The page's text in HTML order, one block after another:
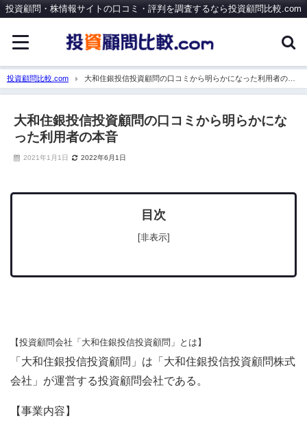
投資顧問・株情報サイトの口コミ・評判を調査するなら投資顧問比較.com
投資顧問比較.com
大和住銀投信投資顧問の口コミから明らかになった利用者の本
音
大和住銀投信投資顧問の口コミから明らかにな
った利用者の本音
2021年1月1日 2022年6月1日
目次
[非表示]
【投資顧問会社「大和住銀投信投資顧問」とは】
「大和住銀投信投資顧問」は「大和住銀投信投資顧問株式
会社」が運営する投資顧問会社である。
【事業内容】